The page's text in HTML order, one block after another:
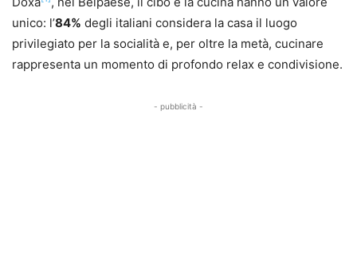
unico: l’84% degli italiani considera la casa il luogo
privilegiato per la socialità e, per oltre la metà, cucinare
rappresenta un momento di profondo relax e condivisione.
- pubblicità -